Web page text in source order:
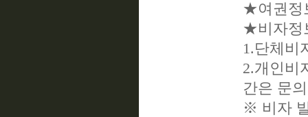
★여권정
★비자정
1.단체비
2.개인비
간은 문
※ 비자